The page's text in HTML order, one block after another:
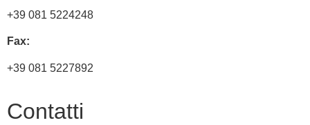
+39 081 5224248
Fax:
+39 081 5227892
Contatti